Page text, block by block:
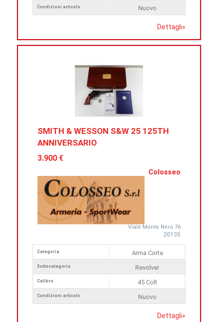
Condizioni articolo
Nuovo
Dettagli»
SMITH & WESSON S&W 25 125TH
ANNIVERSARIO
3.900 €
Colosseo
Viale Monte Nero 76
20135
Categoria
Sottocategoria
Calibro
Condizioni articolo
Arma Corta
Revolver
45 Colt
Nuovo
Dettagli»